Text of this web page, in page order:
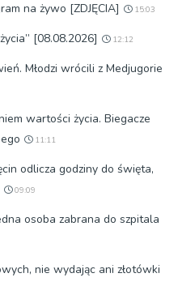
na żywo [ZDJĘCIA]
15:03
[08.08.2026] 12:12
Młodzi wrócili z Medjugorie
wartości życia. Biegacze
11:11
odlicza godziny do święta,
09:09
osoba zabrana do szpitala
nie wydając ani złotówki